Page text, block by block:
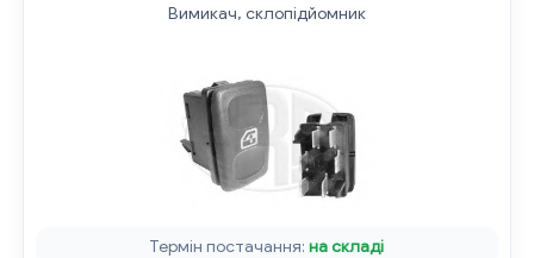
Вимикач, склопідйомник
Термін постачання:на складі